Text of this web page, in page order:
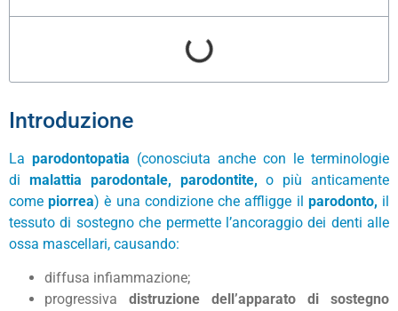
Introduzione
La parodontopatia (conosciuta anche con le terminologie
di malattia parodontale, parodontite, o più anticamente
comepiorrea) è una condizione che affligge il parodonto, il
tessuto di sostegno che permette l’ancoraggio dei denti alle
ossa mascellari, causando:
diffusa infiammazione;
progressiva distruzione dell’apparato di sostegno